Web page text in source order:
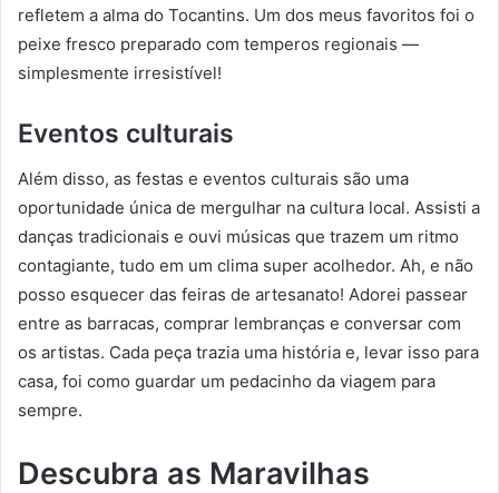
refletem a alma do Tocantins. Um dos meus favoritos foi o
peixe fresco preparado com temperos regionais —
simplesmente irresistível!
Eventos culturais
Além disso, as festas e eventos culturais são uma
oportunidade única de mergulhar na cultura local. Assisti a
danças tradicionais e ouvi músicas que trazem um ritmo
contagiante, tudo em um clima super acolhedor. Ah, e não
posso esquecer das feiras de artesanato! Adorei passear
entre as barracas, comprar lembranças e conversar com
os artistas. Cada peça trazia uma história e, levar isso para
casa, foi como guardar um pedacinho da viagem para
sempre.
Descubra as Maravilhas